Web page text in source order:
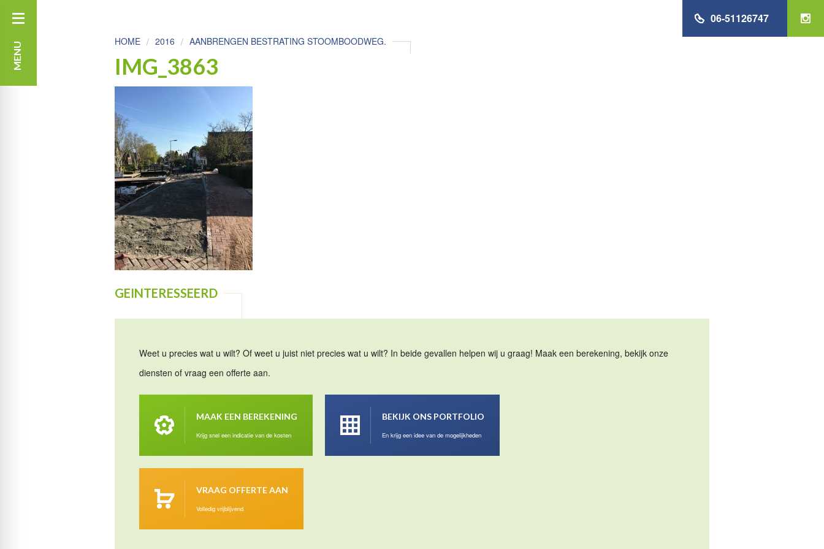
MENU
06-51126747
HOME 2016 AANBRENGEN BESTRATING STOOMBOODWEG.
IMG_3863
GEINTERESSEERD
Weet u precies wat u wilt? Of weet u juist niet precies wat u wilt? In beide gevallen helpen wij u graag! Maak een berekening, bekijk onze
diensten of vraag een offerte aan.
MAAK EEN BEREKENING
Krijg snel een indicatie van de kosten
BEKIJK ONS PORTFOLIO
En krijg een idee van de mogelijkheden
VRAAG OFFERTE AAN
Volledig vrijblijvend